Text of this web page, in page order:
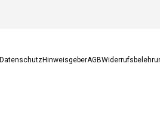
DatenschutzHinweisgeberAGB